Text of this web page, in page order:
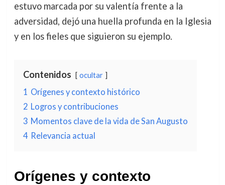
estuvo marcada por su valentía frente a la
adversidad, dejó una huella profunda en la Iglesia
y en los fieles que siguieron su ejemplo.
Contenidos ocultar
1 Orígenes y contexto histórico
2 Logros y contribuciones
3 Momentos clave de la vida de San Augusto
4 Relevancia actual
Orígenes y contexto